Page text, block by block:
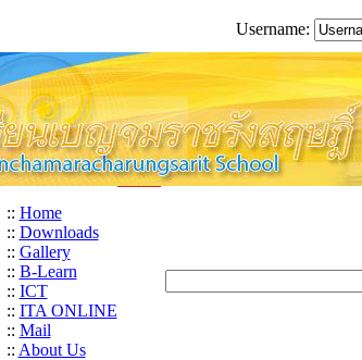
Username:
:: Home
:: Downloads
:: Gallery
:: B-Learn
:: ICT
:: ITA ONLINE
:: Mail
:: About Us